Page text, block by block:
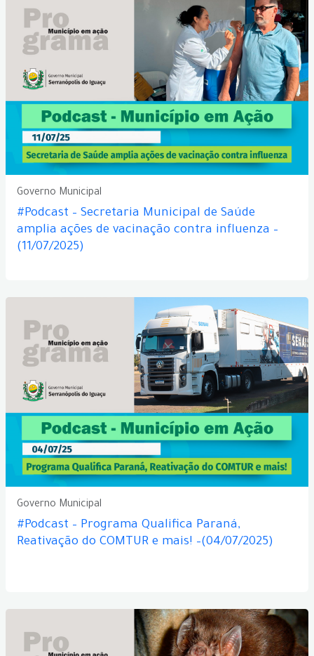
Governo Municipal
#Podcast – Secretaria Municipal de Saúde
amplia ações de vacinação contra influenza –
(11/07/2025)
Governo Municipal
#Podcast – Programa Qualifica Paraná,
Reativação do COMTUR e mais! –(04/07/2025)